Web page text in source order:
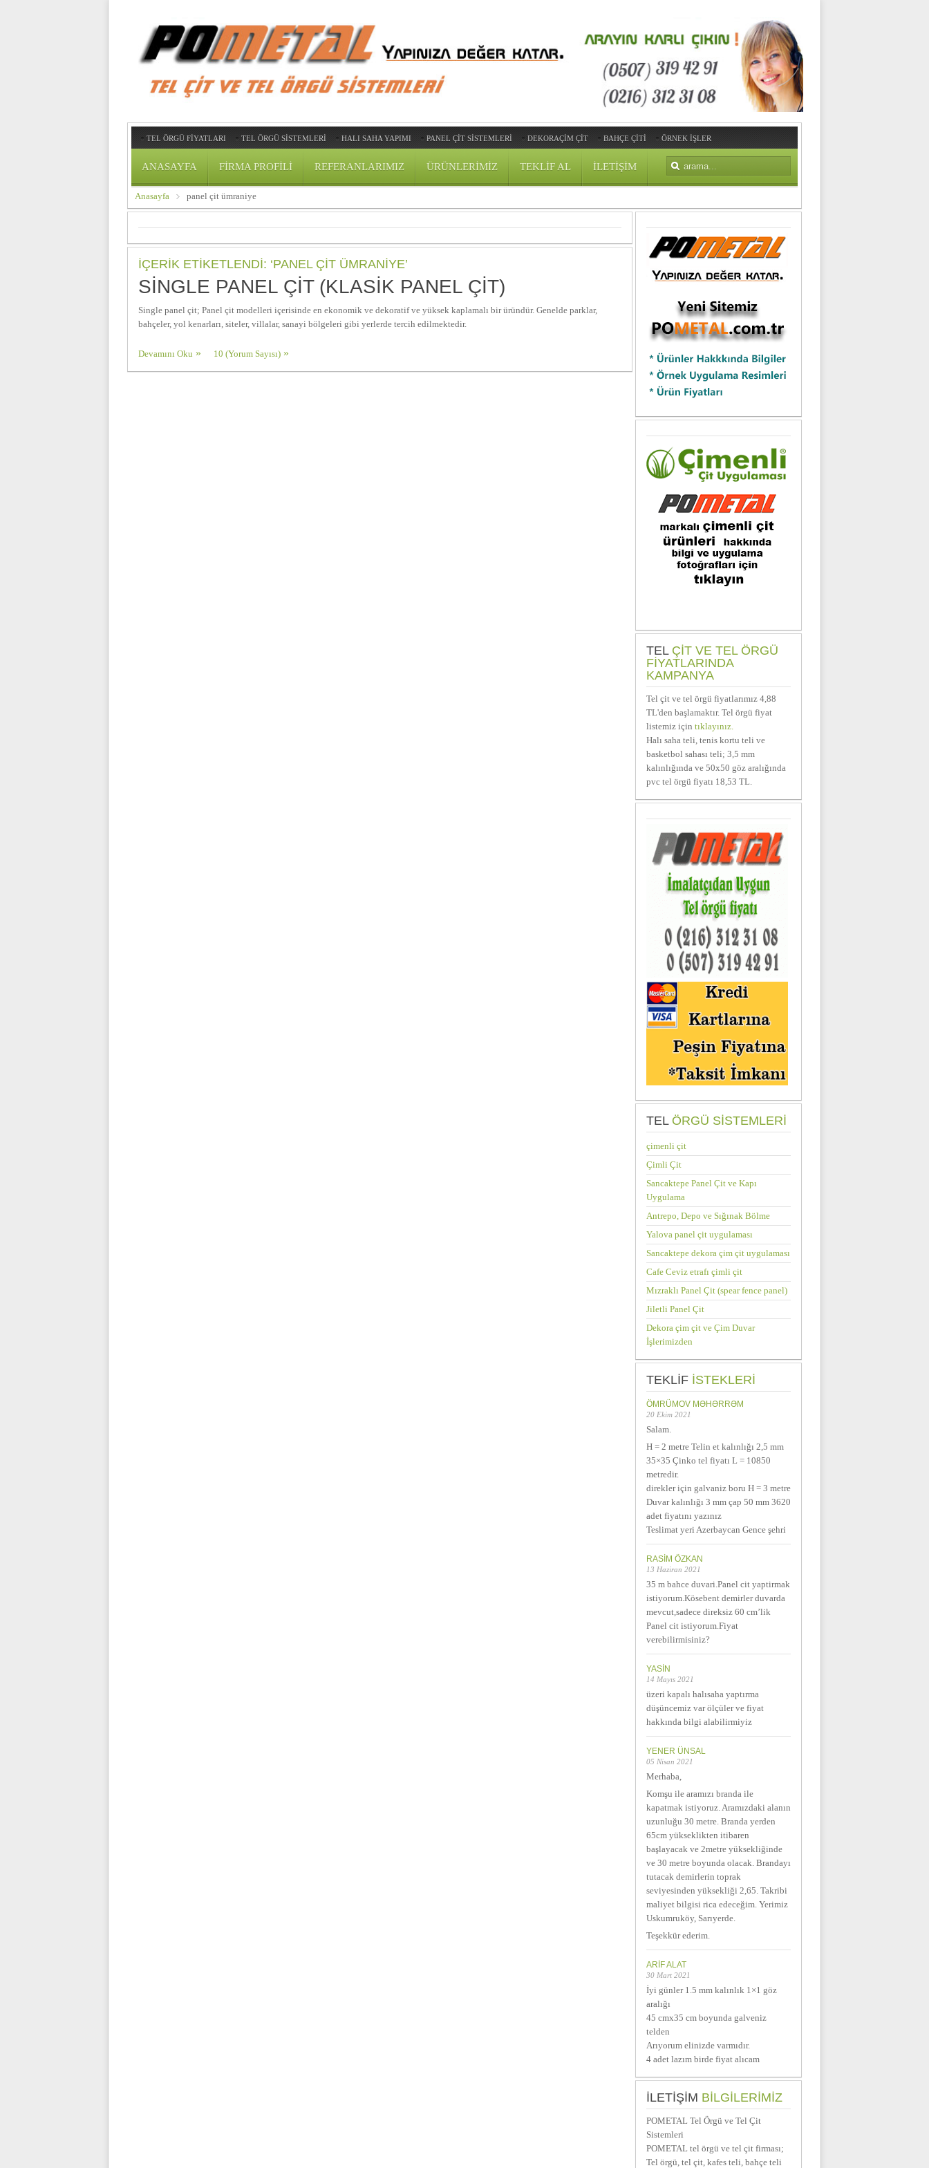
TEL ÖRGÜ FİYATLARI TEL ÖRGÜ SİSTEMLERİ HALI SAHA YAPIMI PANEL ÇIT SISTEMLERI DEKORAÇİM ÇİT BAHÇE ÇİTİ ÖRNEK İŞLER
ANASAYFA FIRMA PROFILI REFERANLARIMIZ ÜRÜNLERIMIZ TEKLIF AL ILETIŞIM
Anasayfa panel çit ümraniye
İÇERIK ETIKETLENDI: ‘PANEL ÇIT ÜMRANIYE’
SINGLE PANEL ÇIT (KLASIK PANEL ÇIT)
Single panel çit; Panel çit modelleri içerisinde en ekonomik ve dekoratif ve yüksek kaplamalı bir üründür. Genelde parklar,
bahçeler, yol kenarları, siteler, villalar, sanayi bölgeleri gibi yerlerde tercih edilmektedir.
Devamını Oku 10 (Yorum Sayısı)
TELÇIT VE TEL ÖRGÜ
FIYATLARINDA
KAMPANYA
Tel çit ve tel örgü fiyatlarımız 4,88
TL'den başlamaktır. Tel örgü fiyat
listemiz için tıklayınız.
Halı saha teli, tenis kortu teli ve
basketbol sahası teli; 3,5 mm
kalınlığında ve 50x50 göz aralığında
pvc tel örgü fiyatı 18,53 TL.
TELÖRGÜ SISTEMLERI
çimenli çit
Çimli Çit
Sancaktepe Panel Çit ve Kapı
Uygulama
Antrepo, Depo ve Sığınak Bölme
Yalova panel çit uygulaması
Sancaktepe dekora çim çit uygulaması
Cafe Ceviz etrafı çimli çit
Mızraklı Panel Çit (spear fence panel)
Jiletli Panel Çit
Dekora çim çit ve Çim Duvar
İşlerimizden
TEKLIF ISTEKLERI
ÖMRÜMOV MƏHƏRRƏM
20 Ekim 2021
Salam.
H = 2 metre Telin et kalınlığı 2,5 mm
35×35 Çinko tel fiyatı L = 10850
metredir.
direkler için galvaniz boru H = 3 metre
Duvar kalınlığı 3 mm çap 50 mm 3620
adet fiyatını yazınız
Teslimat yeri Azerbaycan Gence şehri
RASIM ÖZKAN
13 Haziran 2021
35 m bahce duvari.Panel cit yaptirmak
istiyorum.Kösebent demirler duvarda
mevcut,sadece direksiz 60 cm’lik
Panel cit istiyorum.Fiyat
verebilirmisiniz?
YASIN
14 Mayıs 2021
üzeri kapalı halısaha yaptırma
düşüncemiz var ölçüler ve fiyat
hakkında bilgi alabilirmiyiz
YENER ÜNSAL
05 Nisan 2021
Merhaba,
Komşu ile aramızı branda ile
kapatmak istiyoruz. Aramızdaki alanın
uzunluğu 30 metre. Branda yerden
65cm yükseklikten itibaren
başlayacak ve 2metre yüksekliğinde
ve 30 metre boyunda olacak. Brandayı
tutacak demirlerin toprak
seviyesinden yüksekliği 2,65. Takribi
maliyet bilgisi rica edeceğim. Yerimiz
Uskumruköy, Sarıyerde.
Teşekkür ederim.
ARIF ALAT
30 Mart 2021
İyi günler 1.5 mm kalınlık 1×1 göz
aralığı
45 cmx35 cm boyunda galveniz
telden
Arıyorum elinizde varmıdır.
4 adet lazım birde fiyat alıcam
İLETIŞIM BİLGILERIMIZ
POMETAL Tel Örgü ve Tel Çit
Sistemleri
POMETAL tel örgü ve tel çit firması;
Tel örgü, tel çit, kafes teli, bahçe teli